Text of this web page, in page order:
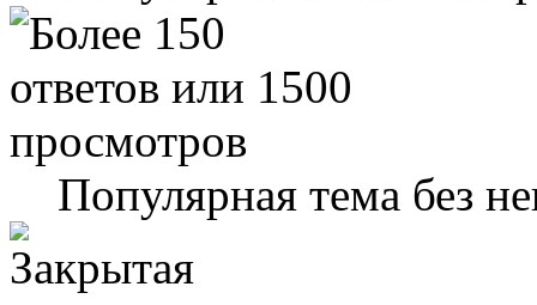
Популярная тема без